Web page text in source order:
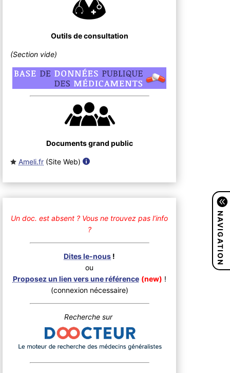
Outils de consultation
(Section vide)
Documents grand public
Ameli.fr (Site Web)
Un doc. est absent ? Vous ne trouvez pas l’info
?
Dites le-nous !
ou
Proposez un lien vers une référence (new) !
(connexion nécessaire)
Recherche sur
NAVIGATION